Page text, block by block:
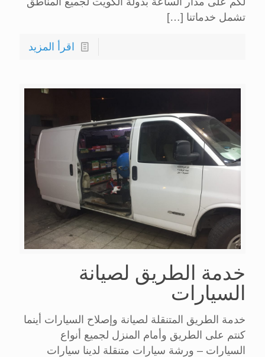
تشمل خدماتنا […]
اقرأ المزيد
خدمة الطريق لصيانة
السيارات
خدمة الطريق المتنقلة لصيانة وإصلاح السيارات أينما
كنتم على الطريق وأمام المنزل لجميع أنواع
السيارات – ورشة سيارات متنقلة لدينا سيارات